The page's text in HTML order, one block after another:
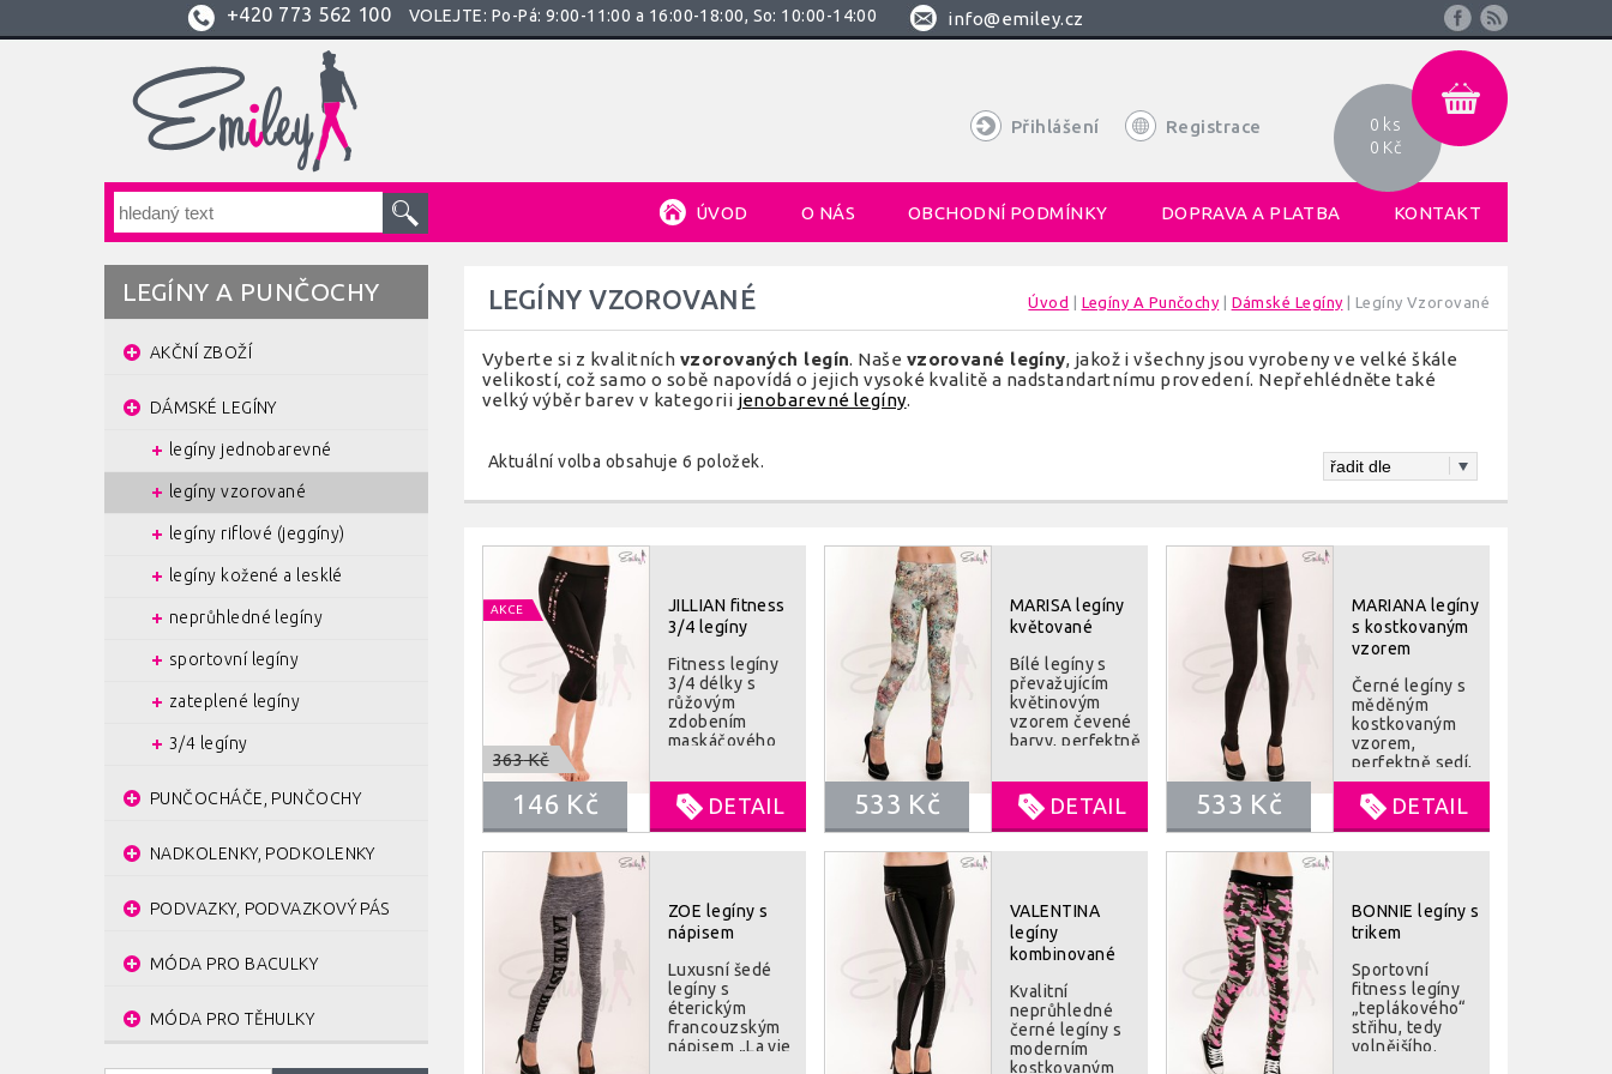
+420 773 562 100 VOLEJTE: Po-Pá: 9:00-11:00 a 16:00-18:00, So: 10:00-14:00 info@emiley.cz
Přihlášení Registrace
0 ks
0 Kč
ÚVOD O NÁS OBCHODNÍ PODMÍNKY DOPRAVA A PLATBA KONTAKT
LEGÍNY A PUNČOCHY
AKČNÍ ZBOŽÍ
DÁMSKÉ LEGÍNY
legíny jednobarevné
legíny vzorované
legíny riflové (jeggíny)
legíny kožené a lesklé
neprůhledné legíny
sportovní legíny
zateplené legíny
3/4 legíny
PUNČOCHÁČE, PUNČOCHY
NADKOLENKY, PODKOLENKY
PODVAZKY, PODVAZKOVÝ PÁS
MÓDA PRO BACULKY
MÓDA PRO TĚHULKY
Úvod Legíny A Punčochy Dámské Legíny Legíny Vzorované
LEGÍNY VZOROVANÉ
Vyberte si z kvalitních vzorovaných legín. Naše vzorované legíny, jakož i všechny jsou vyrobeny ve velké škále
velikostí, což samo o sobě napovídá o jejich vysoké kvalitě a nadstandartnímu provedení. Nepřehlédněte také
velký výběr barev v kategorii jenobarevné legíny.
Aktuální volba obsahuje 6 položek.
JILLIAN fitness
3/4 legíny
Fitness legíny
3/4 délky s
růžovým
zdobením
maskáčového
pohodlné a
přizpůsobivé
100%
neprůhledné. V
drží. Vhodné k
jakékoliv
aktivitě.
SLOŽENÍ : 95%
polyster, 5 %
elastan
AKCE
146 Kč
363Kč
DETAIL
MARISA legíny
květované
Bílé legíny s
převažujícím
květinovým
vzorem čevené
barvy, perfektně
obepnou Vaši
postavu. 100%
kryjí
Složení:90%
533 Kč DETAIL
MARIANA legíny
s kostkovaným
vzorem
Černé legíny s
měděným
kostkovaným
vzorem,
perfektně sedí,
dokonale
obepnou Vaši
postavu. 100%
533 Kč DETAIL
ZOE legíny s
nápisem
Luxusní šedé
legíny s
éterickým
francouzským
nápisem „La vie
VALENTINA
legíny
kombinované
Kvalitní
neprůhledné
černé legíny s
moderním
kostkovaným
BONNIE legíny s
trikem
Sportovní
fitness legíny
„teplákového“
střihu, tedy
volnějšího.